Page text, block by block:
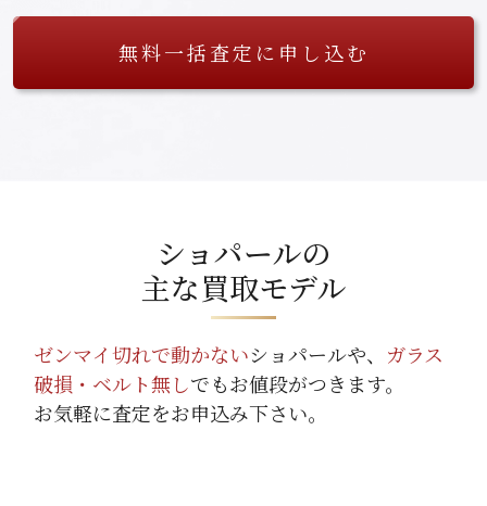
無料一括査定に申し込む
ショパールの
主な買取モデル
ゼンマイ切れで動かないショパールや、 ガラス
破損・ベルト無しでもお値段がつきます。
お気軽に査定をお申込み下さい。